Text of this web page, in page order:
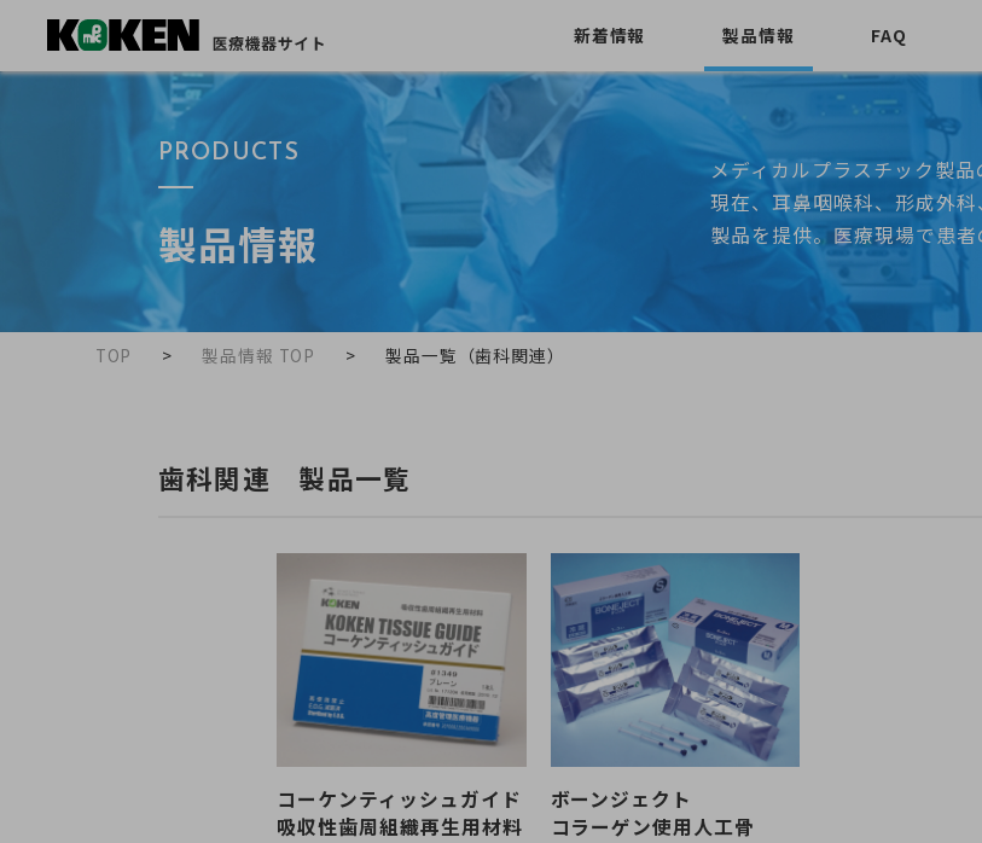
新着情報 製品情報 FAQ
PRODUCTS
製品情報
メディカルプラスチック製
現在、耳鼻咽喉科、形成外
製品を提供。医療現場で患
TOP 製品情報 TOP 製品一覧（歯科関連）
歯科関連 製品一覧
コーケンティッシュガイド
吸収性歯周組織再生用材料
ボーンジェクト
コラーゲン使用人工骨